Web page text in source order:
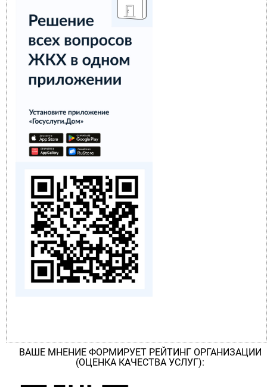
ВАШЕ МНЕНИЕ ФОРМИРУЕТ РЕЙТИНГ ОРГАНИЗАЦИИ
(ОЦЕНКА КАЧЕСТВА УСЛУГ):